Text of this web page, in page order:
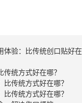
体验：比传统创口贴好在
统方式好在哪？
传统方式好在哪？
传统方式好在哪？